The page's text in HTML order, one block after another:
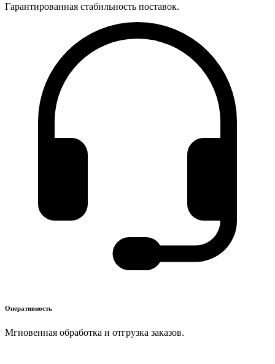
Гарантированная стабильность поставок.
Оперативность
Мгновенная обработка и отгрузка заказов.